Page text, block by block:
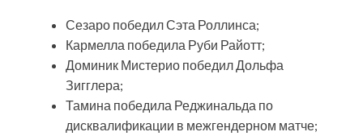
Сезаро победил Сэта Роллинса;
Кармелла победила Руби Райотт;
Доминик Мистерио победил Дольфа
Зигглера;
Тамина победила Реджинальда по
дисквалификации в межгендерном матче;